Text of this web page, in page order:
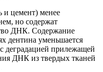
и цемент) менее
но содержат
ДНК. Содержание
дентина уменьшается
деградацией прилежащей
ДНК из твердых тканей